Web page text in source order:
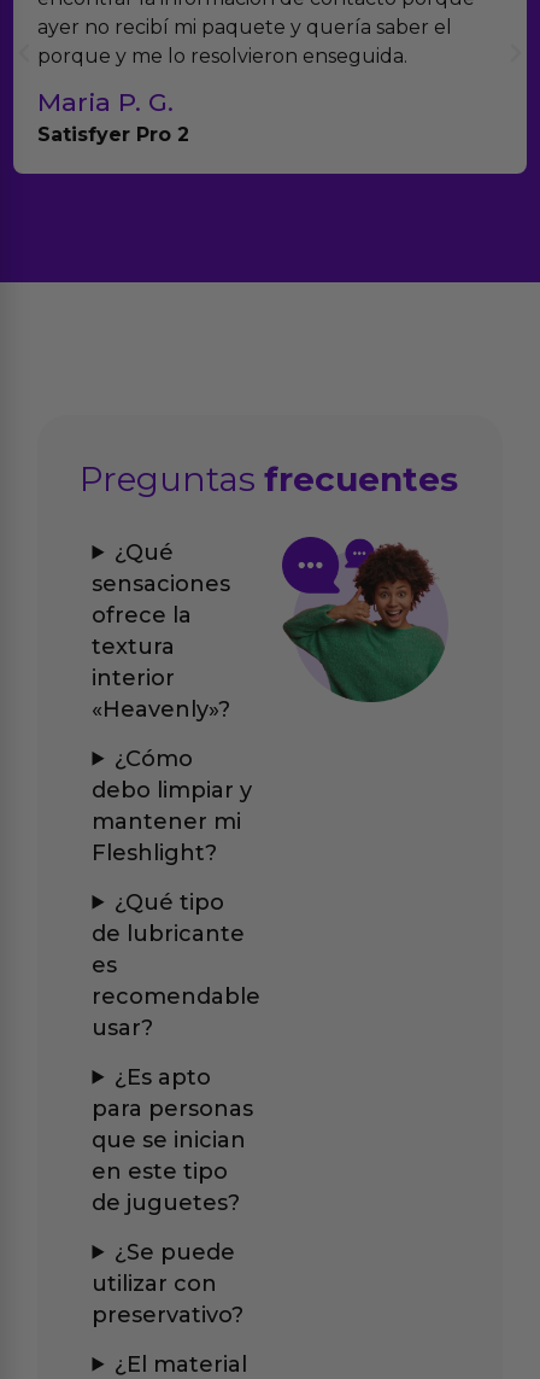
no recibí mi paquete y quería saber el
y me lo resolvieron enseguida.
P. G.
Pro 2
Preguntasfrecuentes
¿Qué
sensaciones
ofrece la
textura
interior
«Heavenly»?
¿Cómo
debo limpiar y
mantener mi
Fleshlight?
¿Qué tipo
de lubricante
es
recomendable
usar?
¿Es apto
para personas
que se inician
en este tipo
de juguetes?
¿Se puede
utilizar con
preservativo?
¿El material